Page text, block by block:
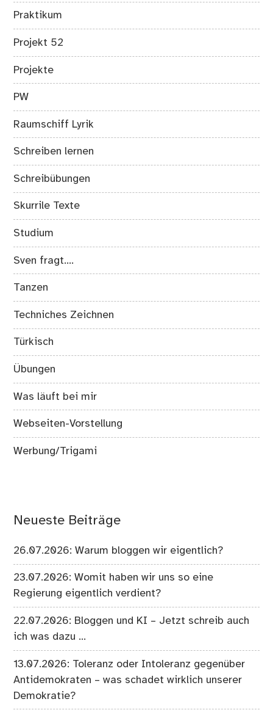
Praktikum
Projekt 52
Projekte
PW
Raumschiff Lyrik
Schreiben lernen
Schreibübungen
Skurrile Texte
Studium
Sven fragt….
Tanzen
Techniches Zeichnen
Türkisch
Übungen
Was läuft bei mir
Webseiten-Vorstellung
Werbung/Trigami
Neueste Beiträge
26.07.2026: Warum bloggen wir eigentlich?
23.07.2026: Womit haben wir uns so eine
Regierung eigentlich verdient?
22.07.2026: Bloggen und KI – Jetzt schreib auch
ich was dazu …
13.07.2026: Toleranz oder Intoleranz gegenüber
Antidemokraten – was schadet wirklich unserer
Demokratie?